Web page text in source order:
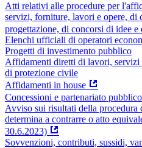
Atti relativi alle procedure per
servizi, forniture, lavori e opere, di
progettazione, di concorsi di idee e
Elenchi ufficiali di operatori
Progetti di investimento pubblico
Affidamenti diretti di lavori, servizi
di protezione civile
Affidamenti in house
Concessioni e partenariato
Avviso sui risultati della procedura
determina a contrarre o atto
30.6.2023)
Sovvenzioni, contributi, sussidi,